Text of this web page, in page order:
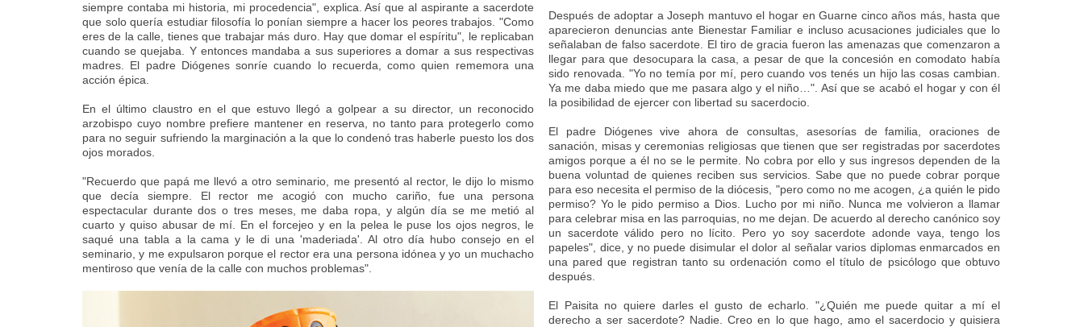
siempre contaba mi historia, mi procedencia", explica. Así que al aspirante a sacerdote
que solo quería estudiar filosofía lo ponían siempre a hacer los peores trabajos. "Como
eres de la calle, tienes que trabajar más duro. Hay que domar el espíritu", le replicaban
cuando se quejaba. Y entonces mandaba a sus superiores a domar a sus respectivas
madres. El padre Diógenes sonríe cuando lo recuerda, como quien rememora una
acción épica.
En el último claustro en el que estuvo llegó a golpear a su director, un reconocido
arzobispo cuyo nombre prefiere mantener en reserva, no tanto para protegerlo como
para no seguir sufriendo la marginación a la que lo condenó tras haberle puesto los dos
ojos morados.
"Recuerdo que papá me llevó a otro seminario, me presentó al rector, le dijo lo mismo
que decía siempre. El rector me acogió con mucho cariño, fue una persona
espectacular durante dos o tres meses, me daba ropa, y algún día se me metió al
cuarto y quiso abusar de mí. En el forcejeo y en la pelea le puse los ojos negros, le
saqué una tabla a la cama y le di una 'maderiada'. Al otro día hubo consejo en el
seminario, y me expulsaron porque el rector era una persona idónea y yo un muchacho
mentiroso que venía de la calle con muchos problemas".
Después de adoptar a Joseph mantuvo el hogar en Guarne cinco años más, hasta que
aparecieron denuncias ante Bienestar Familiar e incluso acusaciones judiciales que lo
señalaban de falso sacerdote. El tiro de gracia fueron las amenazas que comenzaron a
llegar para que desocupara la casa, a pesar de que la concesión en comodato había
sido renovada. "Yo no temía por mí, pero cuando vos tenés un hijo las cosas cambian.
Ya me daba miedo que me pasara algo y el niño…". Así que se acabó el hogar y con él
la posibilidad de ejercer con libertad su sacerdocio.
El padre Diógenes vive ahora de consultas, asesorías de familia, oraciones de
sanación, misas y ceremonias religiosas que tienen que ser registradas por sacerdotes
amigos porque a él no se le permite. No cobra por ello y sus ingresos dependen de la
buena voluntad de quienes reciben sus servicios. Sabe que no puede cobrar porque
para eso necesita el permiso de la diócesis, "pero como no me acogen, ¿a quién le pido
permiso? Yo le pido permiso a Dios. Lucho por mi niño. Nunca me volvieron a llamar
para celebrar misa en las parroquias, no me dejan. De acuerdo al derecho canónico soy
un sacerdote válido pero no lícito. Pero yo soy sacerdote adonde vaya, tengo los
papeles", dice, y no puede disimular el dolor al señalar varios diplomas enmarcados en
una pared que registran tanto su ordenación como el título de psicólogo que obtuvo
después.
El Paisita no quiere darles el gusto de echarlo. "¿Quién me puede quitar a mí el
derecho a ser sacerdote? Nadie. Creo en lo que hago, amo el sacerdocio y quisiera